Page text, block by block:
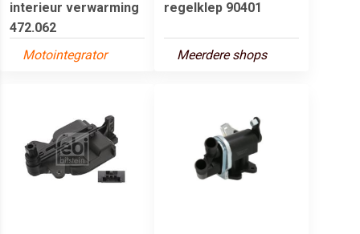
interieur verwarming
472.062
Motointegrator
regelklep 90401
Meerdere shops